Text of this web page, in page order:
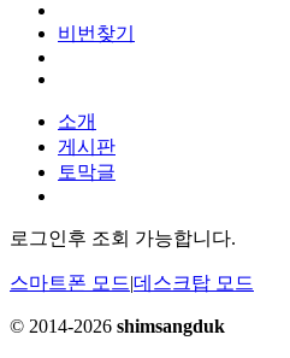
비번찾기
소개
게시판
토막글
로그인후 조회 가능합니다.
스마트폰 모드|데스크탑 모드
© 2014-2026 shimsangduk